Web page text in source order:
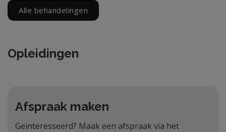
Alle behandelingen
Opleidingen
Afspraak maken
Geinteresseerd? Maak een afspraak via het